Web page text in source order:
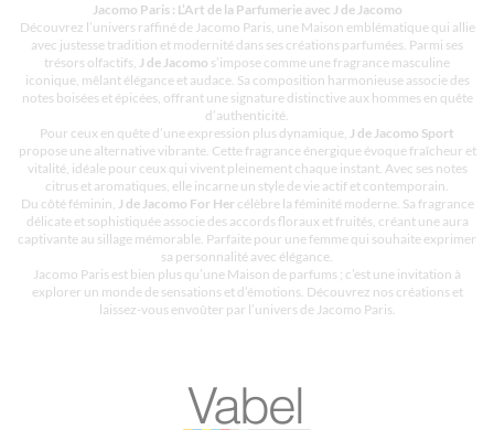
Jacomo Paris : L’Art de la Parfumerie avec J de Jacomo
Découvrez l’univers raffiné de Jacomo Paris, une Maison emblématique qui allie
avec justesse tradition et modernité dans ses créations parfumées. Parmi ses
trésors olfactifs, J de Jacomo s’impose comme une fragrance masculine
iconique, mêlant élégance et audace. Sa composition harmonieuse associe des
notes boisées et épicées, offrant une signature distinctive aux hommes en quête
d’authenticité.
Pour ceux en quête d’une expression plus dynamique, J de Jacomo Sport
propose une alternative vibrante. Cette fragrance énergique évoque fraîcheur et
vitalité, idéale pour ceux qui vivent pleinement chaque instant. Avec ses notes
citrus et aromatiques, elle incarne un style de vie actif et contemporain.
Du côté féminin, J de Jacomo For Her célèbre la féminité moderne. Sa fragrance
délicate et sophistiquée associe des accords floraux et fruités, créant une aura
captivante au sillage mémorable. Parfaite pour une femme qui souhaite exprimer
sa personnalité avec élégance.
Jacomo Paris est bien plus qu’une Maison de parfums ; c’est une invitation à
explorer un monde de sensations et d’émotions. Découvrez nos créations et
laissez-vous envoûter par l’univers de Jacomo Paris.